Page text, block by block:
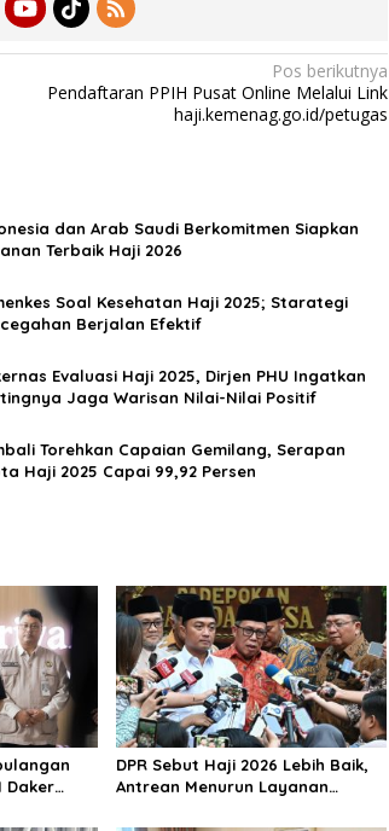
Pos berikutnya
Pendaftaran PPIH Pusat Online Melalui Link
haji.kemenag.go.id/petugas
dan Arab Saudi Berkomitmen Siapkan
Terbaik Haji 2026
Soal Kesehatan Haji 2025; Starategi
Berjalan Efektif
Evaluasi Haji 2025, Dirjen PHU Ingatkan
Jaga Warisan Nilai-Nilai Positif
Torehkan Capaian Gemilang, Serapan
Haji 2025 Capai 99,92 Persen
Daker
DPR Sebut Haji 2026 Lebih Baik,
Antrean Menurun Layanan